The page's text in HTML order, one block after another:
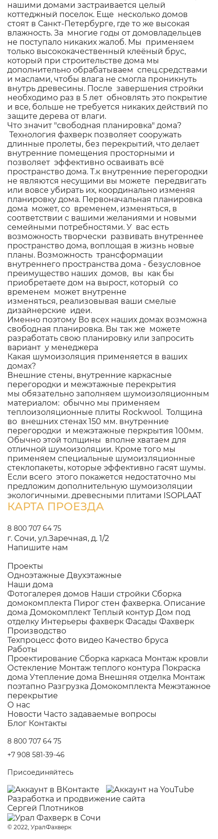
нашими домами застраивается целый
коттеджный поселок. Еще несколько домов
стоят в Санкт-Петербурге, где то же высокая
влажность. За многие годы от домовладельцев
не поступало никаких жалоб. Мы применяем
только высококачественный клеёный брус,
который при строительстве дома мы
дополнительно обрабатываем спец.средствами
и маслами, чтобы влага не смогла проникнуть
внутрь древесины. После завершения стройки
необходимо раз в 5 лет обновлять это покрытие
и все, больше не требуется никаких действий по
защите дерева от влаги.
Что значит "свободная планировка" дома?
Технология фахверк позволяет сооружать
длинные пролеты, без перекрытий, что делает
внутренние помещения просторными и
позволяет эффективно осваивать всё
пространство дома. Т.к внутренние перегородки
не являются несущими вы можете передвигать
или вовсе убирать их, координально изменяя
планировку дома. Первоначальная планировка
дома может, со временем, изменяться, в
соответствии с вашими желаниями и новыми
семейными потребностями. У вас есть
возможность творчески развивать внутреннее
пространство дома, воплощая в жизнь новые
планы. Возможность трансформации
внутреннего пространства дома - безусловное
преимущество наших домов, вы как бы
приобретаете дом на вырост, который со
временем может внутренне
изменяться, реализовывая ваши смелые
дизайнерские идеи.
Именно поэтому Во всех наших домах возможна
свободная планировка. Вы так же можете
разработать свою планировку или запросить
вариант у менеджера
Какая шумоизоляция применяется в ваших
домах?
Внешние стены, внутренние каркасные
перегородки и межэтажные перекрытия
мы обязательно заполняем шумоизоляционным
материалом: обычно мы применяем
теплоизоляционные плиты Rockwool. Толщина
во внешних стенах 150 мм. внутренние
перегородки и межэтажные перкрытия 100мм.
Обычно этой толщины вполне хватаем для
отличной шумоизоляции. Кроме того мы
применяем специальные шумоизляционные
стеклопакеты, которые эффективно гасят шумы.
Если всего этого покажется недостаточно мы
предложим дополнительную шумоизоляции
экологичными. древесными плитами ISOPLAAT
КАРТА ПРОЕЗДА
8 800 707 64 75
г. Сочи, ул.Заречная, д. 1/2
Напишите нам
Проекты
Одноэтажные Двухэтажные
Наши дома
Фотогалерея домов Наши стройки Сборка
домокомплекта Пирог стен фахверка. Описание
дома Домокомплект Теплый контур Дом под
отделку Интерьеры фахверк Фасады Фахверк
Производство
Техпроцесс фото видео Качество бруса
Работы
Проектирование Сборка каркаса Монтаж кровли
Остекление Монтаж теплого контура Покраска
дома Утепление дома Внешняя отделка Монтаж
поэтапно Разгрузка Домокомплекта Межэтажное
перекрытие
О нас
Новости Часто задаваемые вопросы
Блог Контакты
8 800 707 64 75
+7 908 581-39-46
Присоединяйтесь
Разработка и продвижение сайта
Сергей Плотников
© 2022, УралФахверк